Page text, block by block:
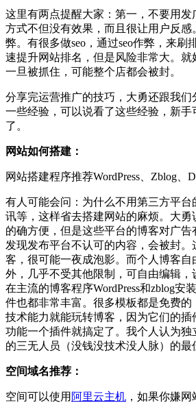
这里有两点提醒大家：第一，不要用发
方式不但没有效果，而且很让用户反感
弊。有很多做seo，通过seo作弊，来刷
速提升网站排名，但是风险非常大。就
一旦被抓住，可能整个店都会被封。
分享完运营推广的技巧，大勇还跟我们
一些经验，可以说看了这些经验，新手
了。
网站如何搭建：
网站搭建程序推荐WordPress、Zblog、
有人可能会问：为什么不用第三方平台
讯等，这样省去搭建网站的麻烦。大勇
的确方便，但是这些平台的博客对广
发现发布平台不认可的内容，会被封
客，很可能一夜成泡影。而个人博客自
外，几乎不受其他限制，可自由编辑
在主流的博客程序WordPress和zblog安
件也都非常丰富。很多模板都是免费的
技术能力就能玩转博客，因为它们的插
功能一个插件就搞定了。我个人认为
的三无人员（没钱没技术没人脉）的最
空间域名推荐：
空间可以使用 阿里云主机 ，如果你嫌